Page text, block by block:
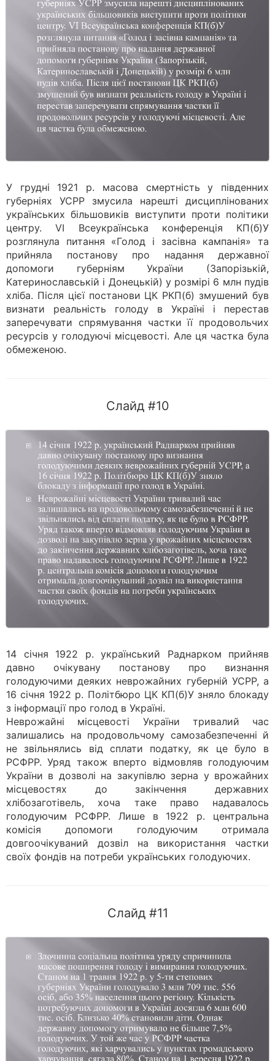
У грудні 1921 р. масова смертність у південних
губерніях УСРР змусила нарешті дисциплінованих
українських більшовиків виступити проти політики
центру. VI Всеукраїнська конференція КП(б)У
розглянула питання «Голод і засівна кампанія» та
прийняла постанову про надання державної
допомоги губерніям України (Запорізькій,
Катеринославській і Донецькій) у розмірі 6 млн пудів
хліба. Після цієї постанови ЦК РКП(б) змушений був
визнати реальність голоду в Україні і перестав
заперечувати спрямування частки її продовольчих
ресурсів у голодуючі місцевості. Але ця частка була
обмеженою.
Слайд #10
14 січня 1922 р. український Раднарком прийняв
давно очікувану постанову про визнання
голодуючими деяких неврожайних губерній УСРР, а
16 січня 1922 р. Політбюро ЦК КП(б)У зняло блокаду
з інформації про голод в Україні.
Неврожайні місцевості України тривалий час
залишались на продовольчому самозабезпеченні й
не звільнялись від сплати податку, як це було в
РСФРР. Уряд також вперто відмовляв голодуючим
України в дозволі на закупівлю зерна у врожайних
місцевостях до закінчення державних
хлібозаготівель, хоча таке право надавалось
голодуючим РСФРР. Лише в 1922 р. центральна
комісія допомоги голодуючим отримала
довгоочікуваний дозвіл на використання частки
своїх фондів на потреби українських голодуючих.
Слайд #11